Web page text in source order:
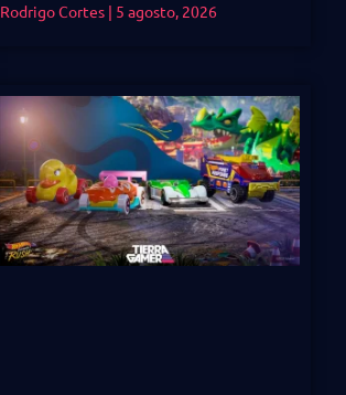
Rodrigo Cortes 5 agosto, 2026